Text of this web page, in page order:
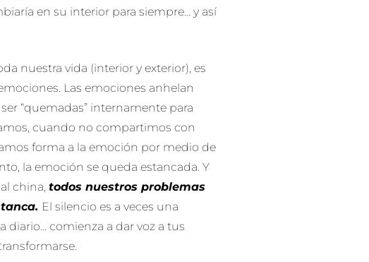
en su interior para siempre… y así
nuestra vida (interior y exterior), es
Las emociones anhelan
“quemadas” internamente para
cuando no compartimos con
forma a la emoción por medio de
la emoción se queda estancada. Y
china, todos nuestros problemas
El silencio es a veces una
diario… comienza a dar voz a tus